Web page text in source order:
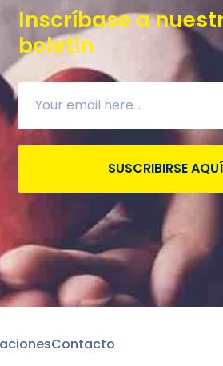
Inscríbase a
boletín
SUSCRIBIRSE AQUÍ
Contacto